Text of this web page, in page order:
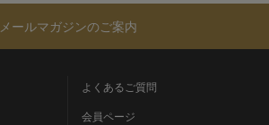
メールマガジンのご案内
よくあるご質問
会員ページ